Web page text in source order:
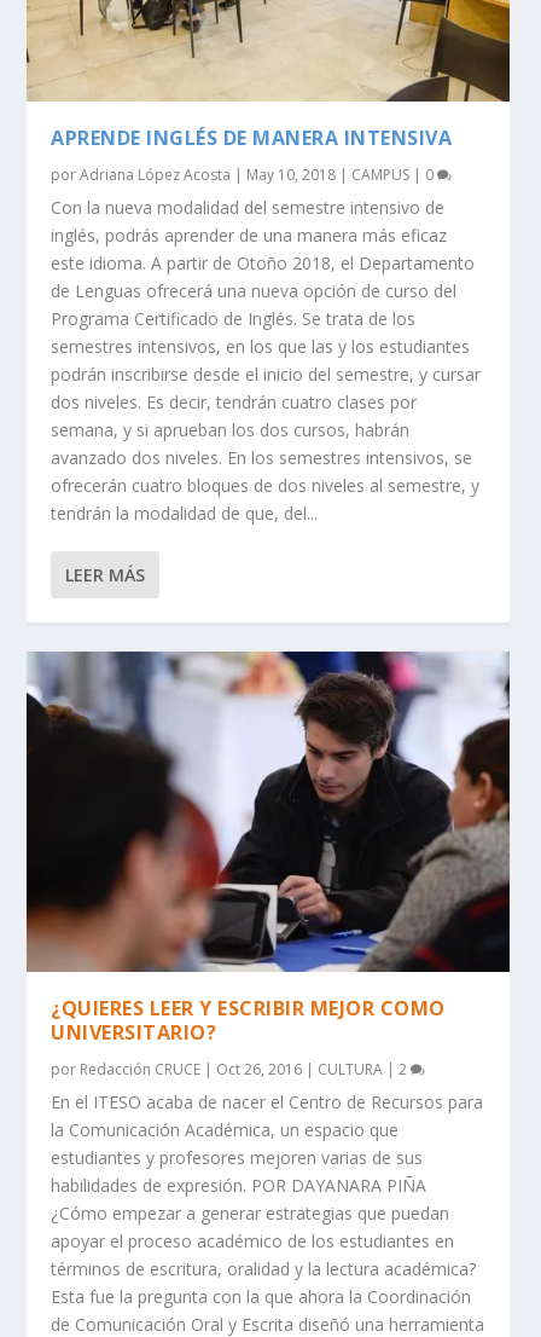
APRENDE INGLÉS DE MANERA INTENSIVA
porAdriana López Acosta | May 10, 2018 | CAMPUS | 0
Con la nueva modalidad del semestre intensivo de
inglés, podrás aprender de una manera más eficaz
este idioma. A partir de Otoño 2018, el Departamento
de Lenguas ofrecerá una nueva opción de curso del
Programa Certificado de Inglés. Se trata de los
semestres intensivos, en los que las y los estudiantes
podrán inscribirse desde el inicio del semestre, y cursar
dos niveles. Es decir, tendrán cuatro clases por
semana, y si aprueban los dos cursos, habrán
avanzado dos niveles. En los semestres intensivos, se
ofrecerán cuatro bloques de dos niveles al semestre, y
tendrán la modalidad de que, del...
LEER MÁS
¿QUIERES LEER Y ESCRIBIR MEJOR COMO
UNIVERSITARIO?
por Redacción CRUCE | Oct 26, 2016 | CULTURA |2
En el ITESO acaba de nacer el Centro de Recursos para
la Comunicación Académica, un espacio que
estudiantes y profesores mejoren varias de sus
habilidades de expresión. POR DAYANARA PIÑA
¿Cómo empezar a generar estrategias que puedan
apoyar el proceso académico de los estudiantes en
términos de escritura, oralidad y la lectura académica?
Esta fue la pregunta con la que ahora la Coordinación
de Comunicación Oral y Escrita diseñó una herramienta